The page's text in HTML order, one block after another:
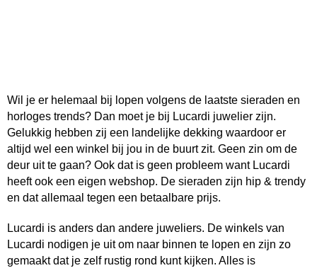
Wil je er helemaal bij lopen volgens de laatste sieraden en
horloges trends? Dan moet je bij Lucardi juwelier zijn.
Gelukkig hebben zij een landelijke dekking waardoor er
altijd wel een winkel bij jou in de buurt zit. Geen zin om de
deur uit te gaan? Ook dat is geen probleem want Lucardi
heeft ook een eigen webshop. De sieraden zijn hip & trendy
en dat allemaal tegen een betaalbare prijs.
Lucardi is anders dan andere juweliers. De winkels van
Lucardi nodigen je uit om naar binnen te lopen en zijn zo
gemaakt dat je zelf rustig rond kunt kijken. Alles is